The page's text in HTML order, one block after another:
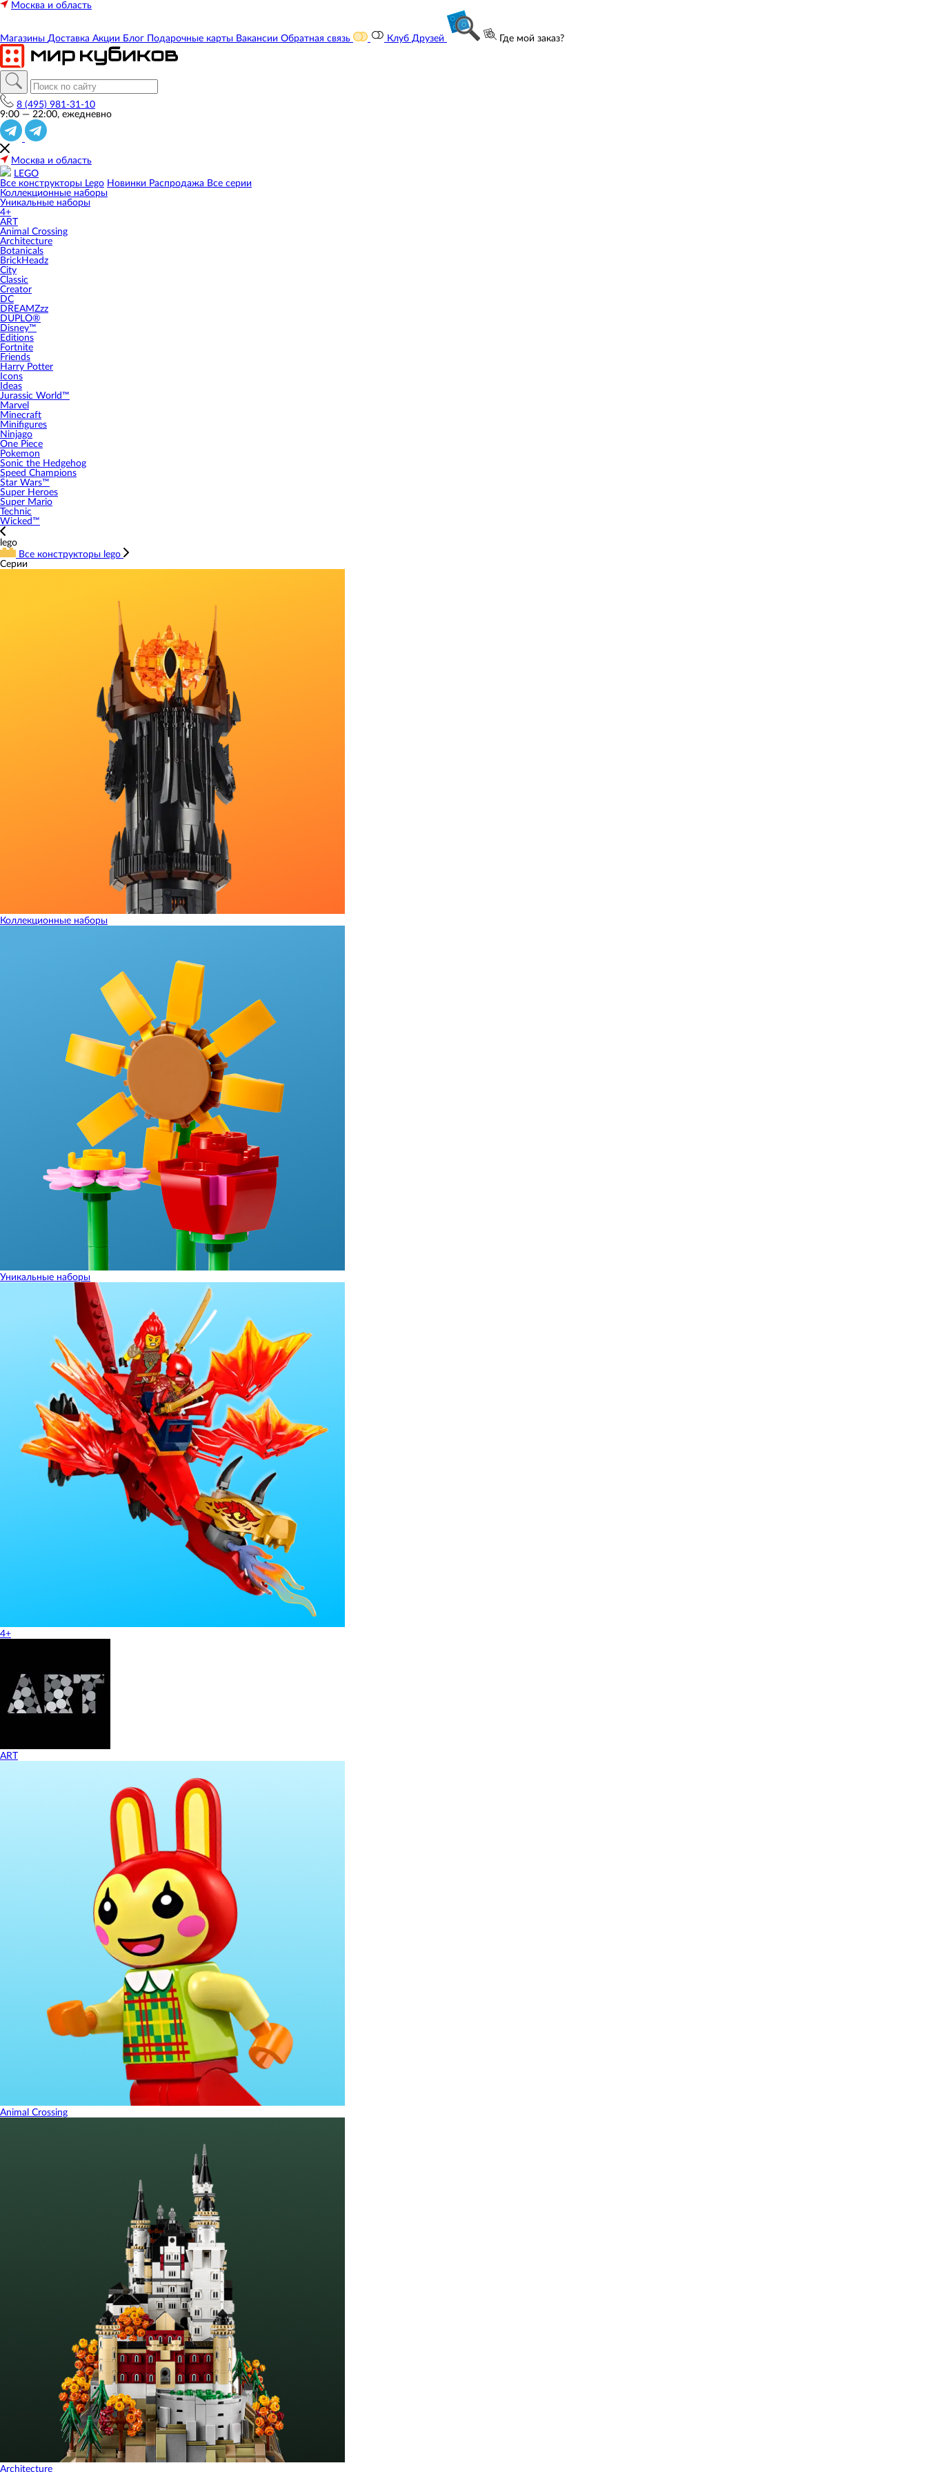
Москва и область
Магазины Доставка Акции Блог Подарочные карты Вакансии Обратная связь Клуб Друзей Где мой заказ?
8 (495) 981-31-10
9:00 — 22:00, ежедневно
Москва и область
LEGO
Все конструкторы Lego Новинки Распродажа Все серии
Коллекционные наборы
Уникальные наборы
4+
ART
Animal Crossing
Architecture
Botanicals
BrickHeadz
City
Classic
Creator
DC
DREAMZzz
DUPLO®
Disney™
Editions
Fortnite
Friends
Harry Potter
Icons
Ideas
Jurassic World™
Marvel
Minecraft
Minifigures
Ninjago
One Piece
Pokemon
Sonic the Hedgehog
Speed Champions
Star Wars™
Super Heroes
Super Mario
Technic
Wicked™
lego
Все конструкторы lego
Серии
Коллекционные наборы
Уникальные наборы
4+
ART
Animal Crossing
Architecture